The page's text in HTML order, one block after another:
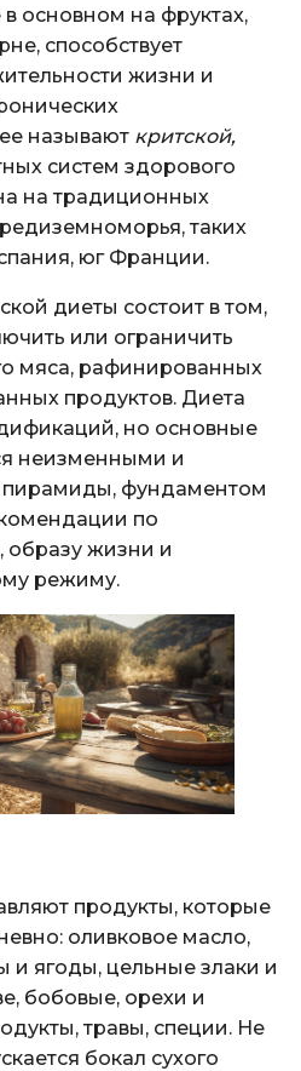
основном на фруктах,
способствует
жизни и
называют критской,
систем здорового
на традиционных
таких
юг Франции.
диеты состоит в том,
или ограничить
мяса, рафинированных
продуктов. Диета
но основные
неизменными и
пирамиды, фундаментом
по
образу жизни и
режиму.
продукты, которые
оливковое масло,
и ягоды, цельные злаки и
бобовые, орехи и
травы, специи. Не
бокал сухого